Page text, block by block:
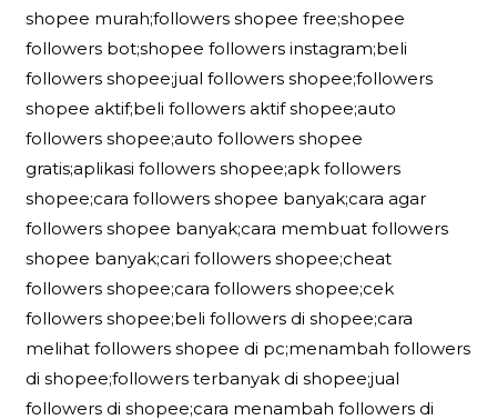
shopee murah;followers shopee free;shopee
followers bot;shopee followers instagram;beli
followers shopee;jual followers shopee;followers
shopee aktif;beli followers aktif shopee;auto
followers shopee;auto followers shopee
gratis;aplikasi followers shopee;apk followers
shopee;cara followers shopee banyak;cara agar
followers shopee banyak;cara membuat followers
shopee banyak;cari followers shopee;cheat
followers shopee;cara followers shopee;cek
followers shopee;beli followers di shopee;cara
melihat followers shopee di pc;menambah followers
di shopee;followers terbanyak di shopee;jual
followers di shopee;cara menambah followers di